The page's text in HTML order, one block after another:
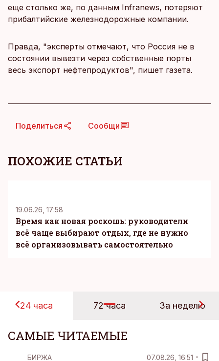
еще столько же, по данным Infranews, потеряют
прибалтийские железнодорожные компании.
Правда, "эксперты отмечают, что Россия не в
состоянии вывезти через собственные порты
весь экспорт нефтепродуктов", пишет газета.
Поделиться Сообщи
ПОХОЖИЕ СТАТЬИ
19.06.26, 17:58
Время как новая роскошь: руководители
всё чаще выбирают отдых, где не нужно
всё организовывать самостоятельно
24 часа 72 часа За неделю
САМЫЕ ЧИТАЕМЫЕ
БИРЖА 07.08.26, 16:51